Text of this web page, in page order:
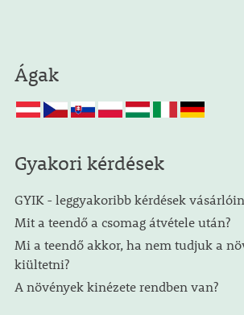
Ágak
Gyakori kérdések
GYIK - leggyakoribb kérdések
Mit a teendő a csomag átvétele után?
Mi a teendő akkor, ha nem tudjuk a
kiültetni?
A növények kinézete rendben van?